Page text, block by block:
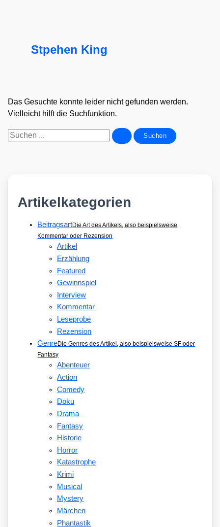
Stpehen King
Das Gesuchte konnte leider nicht gefunden werden.
Vielleicht hilft die Suchfunktion.
Suchen
Artikelkategorien
BeitragsartDie Art des Artikels, also beispielsweise
Kommentar oder Rezension
Artikel
Erzählung
Featured
Gewinnspiel
Interview
Kommentar
Leseprobe
Rezension
GenreDie Genres des Artikel, also beispielsweise SF oder
Fantasy
Abenteuer
Action
Comedy
Doku
Drama
Fantasy
Historie
Horror
Katastrophe
Krimi
Musical
Mystery
Märchen
Phantastik